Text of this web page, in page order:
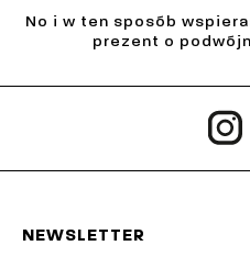
No i w ten sposób
prezent o
NEWSLETTER